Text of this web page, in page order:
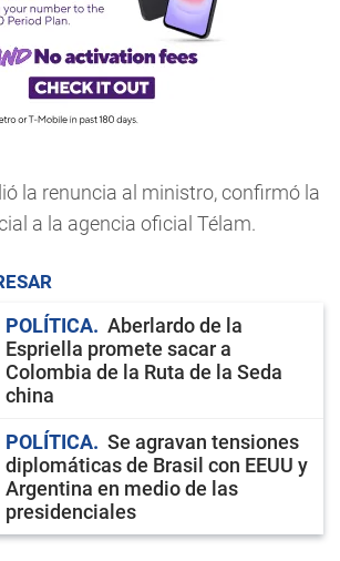
la renuncia al ministro, confirmó la
a la agencia oficial Télam.
POLÍTICA
Aberlardo de la
Espriella promete sacar a
Colombia de la Ruta de la Seda
china
POLÍTICA
Se agravan tensiones
diplomáticas de Brasil con EEUU y
Argentina en medio de las
presidenciales